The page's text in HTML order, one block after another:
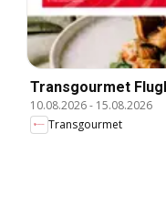
Transgourmet
10.08.2026- 15.08.2026
Transgourmet